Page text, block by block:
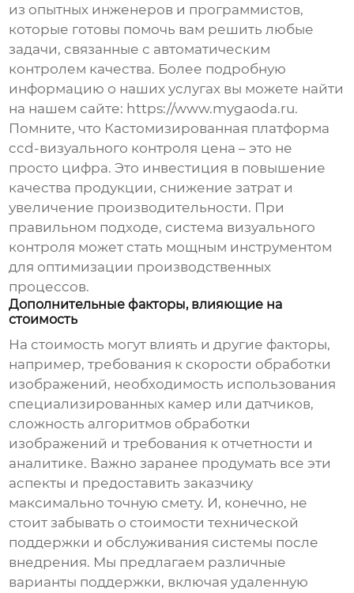
из опытных инженеров и программистов,
которые готовы помочь вам решить любые
задачи, связанные с автоматическим
контролем качества. Более подробную
информацию о наших услугах вы можете найти
на нашем сайте: https://www.mygaoda.ru.
Помните, что Кастомизированная платформа
ccd-визуального контроля цена – это не
просто цифра. Это инвестиция в повышение
качества продукции, снижение затрат и
увеличение производительности. При
правильном подходе, система визуального
контроля может стать мощным инструментом
для оптимизации производственных
процессов.
Дополнительные факторы, влияющие на
стоимость
На стоимость могут влиять и другие факторы,
например, требования к скорости обработки
изображений, необходимость использования
специализированных камер или датчиков,
сложность алгоритмов обработки
изображений и требования к отчетности и
аналитике. Важно заранее продумать все эти
аспекты и предоставить заказчику
максимально точную смету. И, конечно, не
стоит забывать о стоимости технической
поддержки и обслуживания системы после
внедрения. Мы предлагаем различные
варианты поддержки, включая удаленную